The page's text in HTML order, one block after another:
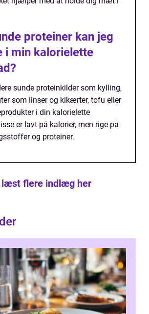
proteiner kan jeg
i min kalorielette
sunde proteinkilder som kylling,
som linser og kikærter, tofu eller
i din kalorielette
er lavt på kalorier, men rige på
og proteiner.
læst flere indlæg her